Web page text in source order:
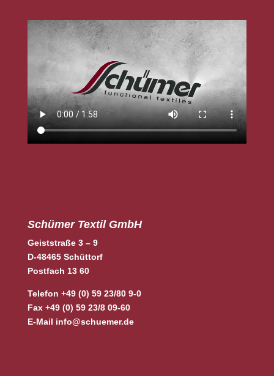
Schümer Textil GmbH
Geiststraße 3 – 9
D-48465 Schüttorf
Postfach 13 60
Telefon +49 (0) 59 23/80 9-0
Fax +49 (0) 59 23/8 09-60
E-Mail info@schuemer.de